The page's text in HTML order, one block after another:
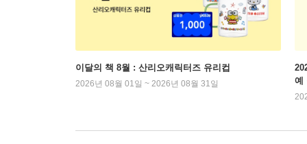
이달의 책 8월 : 산리오캐릭터즈 유리컵
2026년 08월 01일 ~ 2026년 08월 31일
예